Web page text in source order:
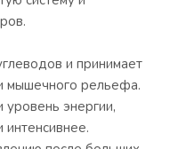
и принимает
мышечного рельефа.
энергии,